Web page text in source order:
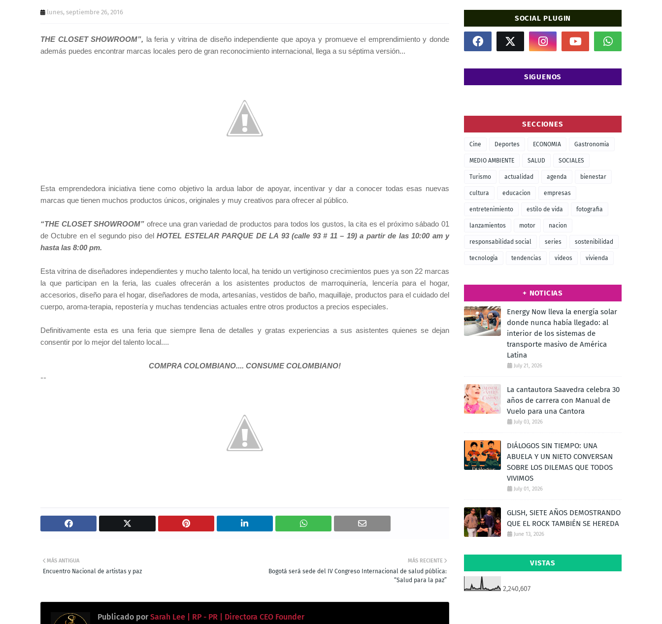
lunes, septiembre 26, 2016
THE CLOSET SHOWROOM”, la feria y vitrina de diseño independiente que apoya y promueve el emprendimiento y donde
además puedes encontrar marcas locales pero de gran reconocimiento internacional, llega a su séptima versión...
Esta emprendedora iniciativa tiene como objetivo la ardua labor de apoyar, incentivar y dar a conocer todas esas nuevas
marcas que tienen muchos productos únicos, originales y muy creativos para ofrecer al público.
“THE CLOSET SHOWROOM” ofrece una gran variedad de productos para todos los gustos, la cita es el próximo sábado 01
de Octubre en el segundo piso delHOTEL ESTELAR PARQUE DE LA 93 (calle 93 # 11 – 19) a partir de las 10:00 am y
hasta las 8:00 pm.
Esta vitrina de diseñadores independientes y mucho talento local, ha tenido un vertiginoso crecimientos pues ya son 22 marcas
la que participan en la feria, las cuales ofrecerán a los asistentes productos de marroquinería, lencería para el hogar,
accesorios, diseño para el hogar, diseñadores de moda, artesanías, vestidos de baño, maquillaje, productos para el cuidado del
cuerpo, aroma-terapia, repostería y muchas tendencias actuales entre otros productos a precios especiales.
Definitivamente esta es una feria que siempre llena de detalles y gratas experiencias a sus asistentes quienes se dejan
consentir por lo mejor del talento local....
COMPRA COLOMBIANO.... CONSUME COLOMBIANO!
--
MÁS RECIENTE
Bogotá será sede del IV Congreso Internacional de salud pública:
“Salud para la paz”
MÁS ANTIGUA
Encuentro Nacional de artistas y paz
Publicado por Sarah Lee | RP - PR | Directora CEO Founder
SOCIAL PLUGIN
SIGUENOS
SECCIONES
Cine Deportes ECONOMIA Gastronomia
MEDIO AMBIENTE SALUD SOCIALES
Turismo actualidad agenda bienestar
cultura educacion empresas
entretenimiento estilo de vida fotografia
lanzamientos motor nacion
responsabilidad social series sostenibilidad
tecnologia tendencias videos vivienda
+ NOTICIAS
Energy Now lleva la energía solar
donde nunca había llegado: al
interior de los sistemas de
transporte masivo de América
Latina
July 21, 2026
La cantautora Saavedra celebra 30
años de carrera con Manual de
Vuelo para una Cantora
July 03, 2026
DIÁLOGOS SIN TIEMPO: UNA
ABUELA Y UN NIETO CONVERSAN
SOBRE LOS DILEMAS QUE TODOS
VIVIMOS
July 01, 2026
GLISH, SIETE AÑOS DEMOSTRANDO
QUE EL ROCK TAMBIÉN SE HEREDA
June 13, 2026
VISTAS
2,240,607